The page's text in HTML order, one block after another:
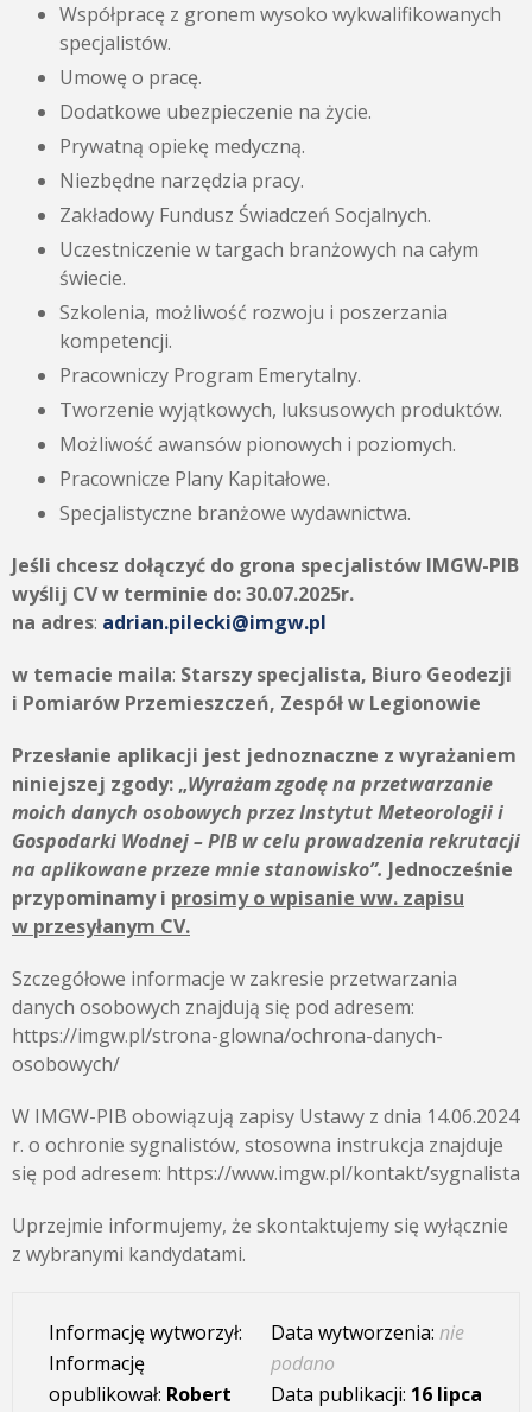
Współpracę z gronem wysoko wykwalifikowanych
specjalistów.
Umowę o pracę.
Dodatkowe ubezpieczenie na życie.
Prywatną opiekę medyczną.
Niezbędne narzędzia pracy.
Zakładowy Fundusz Świadczeń Socjalnych.
Uczestniczenie w targach branżowych na całym
świecie.
Szkolenia, możliwość rozwoju i poszerzania
kompetencji.
Pracowniczy Program Emerytalny.
Tworzenie wyjątkowych, luksusowych produktów.
Możliwość awansów pionowych i poziomych.
Pracownicze Plany Kapitałowe.
Specjalistyczne branżowe wydawnictwa.
Jeśli chcesz dołączyć do grona specjalistów IMGW-PIB
wyślij CV w terminie do:30.07.2025r.
na adres: adrian.pilecki@imgw.pl
w temacie maila: Starszy specjalista, Biuro Geodezji
i Pomiarów Przemieszczeń, Zespół w Legionowie
Przesłanie aplikacji jest jednoznaczne z wyrażaniem
niniejszej zgody: „Wyrażam zgodę na przetwarzanie
moich danych osobowych przez Instytut Meteorologii i
Gospodarki Wodnej – PIB w celu prowadzenia rekrutacji
na aplikowane przeze mnie stanowisko”. Jednocześnie
przypominamy i prosimy o wpisanie ww. zapisu
w przesyłanym CV.
Szczegółowe informacje w zakresie przetwarzania
danych osobowych znajdują się pod adresem:
https://imgw.pl/strona-glowna/ochrona-danych-
osobowych/
W IMGW-PIB obowiązują zapisy Ustawy z dnia 14.06.2024
r. o ochronie sygnalistów, stosowna instrukcja znajduje
się pod adresem: https://www.imgw.pl/kontakt/sygnalista
Uprzejmie informujemy, że skontaktujemy się wyłącznie
z wybranymi kandydatami.
Informację wytworzył:
Informację
opublikował: Robert
Data wytworzenia: nie
podano
Data publikacji: 16 lipca